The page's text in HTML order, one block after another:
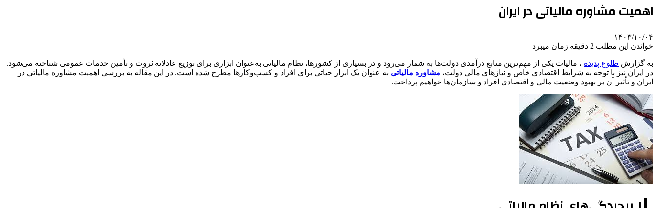
اهمیت مشاوره مالیاتی در ایران
۱۴۰۳/۱۰/۰۴
خواندن این مطلب 2 دقیقه زمان میبرد
به گزارش طلوع پدیده ، مالیات یکی از مهم‌ترین منابع درآمدی دولت‌ها به شمار می‌رود و در بسیاری از کشورها، نظام مالیاتی به‌عنوان ابزاری برای توزیع عادلانه ثروت و تأمین خدمات عمومی شناخته می‌شود.
در ایران نیز با توجه به شرایط اقتصادی خاص و نیازهای مالی دولت، مشاوره مالیاتی به عنوان یک ابزار حیاتی برای افراد و کسب‌وکارها مطرح شده است. در این مقاله به بررسی اهمیت مشاوره مالیاتی در
ایران و تأثیر آن بر بهبود وضعیت مالی و اقتصادی افراد و سازمان‌ها خواهیم پرداخت.